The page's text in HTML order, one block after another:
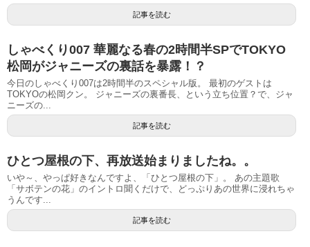
記事を読む
しゃべくり007 華麗なる春の2時間半SPでTOKYO
松岡がジャニーズの裏話を暴露！？
今日のしゃべくり007は2時間半のスペシャル版。 最初のゲストは
TOKYOの松岡クン。 ジャニーズの裏番長、という立ち位置？で、ジャ
ニーズの...
記事を読む
ひとつ屋根の下、再放送始まりましたね。。
いや～、やっぱ好きなんですよ、「ひとつ屋根の下」。 あの主題歌
「サボテンの花」のイントロ聞くだけで、どっぷりあの世界に浸れちゃ
うんです...
記事を読む